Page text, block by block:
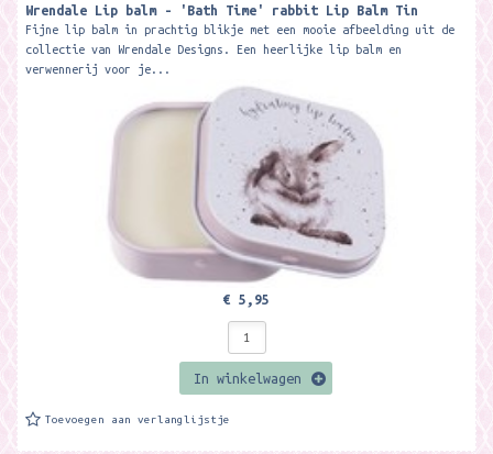
Wrendale Lip balm - 'Bath Time' rabbit Lip Balm Tin
Fijne lip balm in prachtig blikje met een mooie afbeelding uit de
collectie van Wrendale Designs. Een heerlijke lip balm en
verwennerij voor je...
€ 5,95
In winkelwagen
Toevoegen aan verlanglijstje